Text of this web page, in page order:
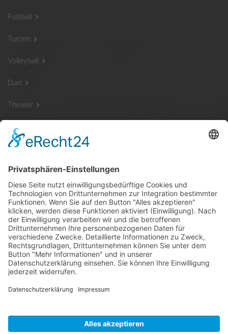
Fußball
Turnen
Volleyball
Dart
Theater
SG Shop
Sponsoren
Kontakt
Social Media
Rechtliches